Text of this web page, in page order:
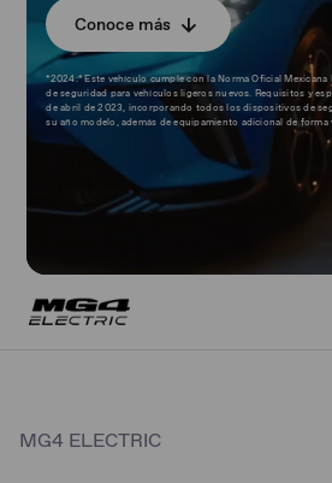
Conoce más
*2024:* Este vehículo cumple con la Norma Oficial Mexicana
de seguridad para vehículos ligeros nuevos. Requisitos y
de abril de 2023, incorporando todos los dispositivos de
su año modelo, además de equipamiento adicional de forma
MG4 ELECTRIC